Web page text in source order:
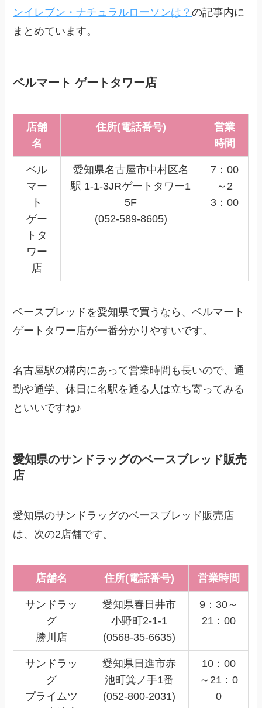
ンイレブン・ナチュラルローソンは？の記事内に
まとめています。
ベルマート ゲートタワー店
店舗
名
住所(電話番号)
営業
時間
ベル
マー
ト
ゲー
トタ
ワー
店
愛知県名古屋市中村区名
駅 1-1-3JRゲートタワー1
5F
(052-589-8605)
7：00
～2
3：00
ベースブレッドを愛知県で買うなら、ベルマート
ゲートタワー店が一番分かりやすいです。
名古屋駅の構内にあって営業時間も長いので、通
勤や通学、休日に名駅を通る人は立ち寄ってみる
といいですね♪
愛知県のサンドラッグのベースブレッド販売
店
愛知県のサンドラッグのベースブレッド販売店
は、次の2店舗です。
店舗名 住所(電話番号) 営業時間
サンドラッ
グ
勝川店
愛知県春日井市
小野町2-1-1
(0568-35-6635)
9：30～
21：00
サンドラッ
グ
プライムツ
愛知県日進市赤
池町箕ノ手1番
(052-800-2031)
10：00
～21：0
0